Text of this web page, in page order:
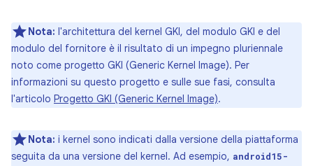
Nota: l'architettura del kernel GKI, del modulo GKI e del
modulo del fornitore è il risultato di un impegno pluriennale
noto come progetto GKI (Generic Kernel Image). Per
informazioni su questo progetto e sulle sue fasi, consulta
l'articolo Progetto GKI (Generic Kernel Image).
Nota: i kernel sono indicati dalla versione della piattaforma
seguita da una versione del kernel. Ad esempio, android15-